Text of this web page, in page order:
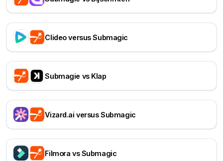
Clideo versus Submagic
Submagie vs Klap
Vizard.ai versus Submagic
Filmora vs Submagic